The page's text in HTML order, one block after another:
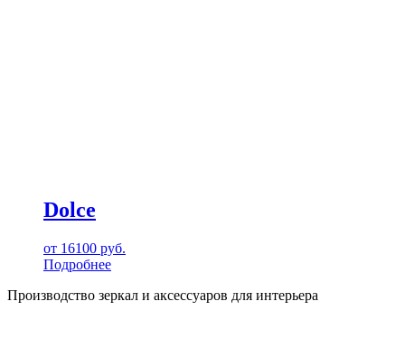
Dolce
от 16100 руб.
Подробнее
Производство зеркал и аксессуаров для интерьера